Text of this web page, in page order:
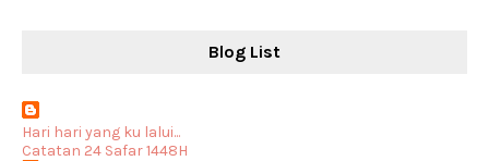
Blog List
Hari hari yang ku lalui...
Catatan 24 Safar 1448H